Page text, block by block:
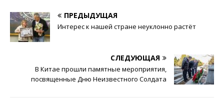
ПРЕДЫДУЩАЯ
Интерес к нашей стране неуклонно растёт
СЛЕДУЮЩАЯ
В Китае прошли памятные мероприятия,
посвященные Дню Неизвестного Солдата